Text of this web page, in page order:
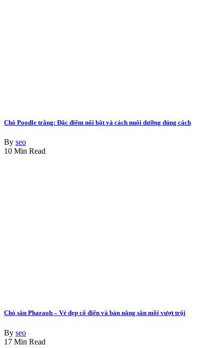
Chó Poodle trắng: Đặc điểm nổi bật và cách nuôi dưỡng đúng cách
By seo
10 Min Read
Chó săn Pharaoh – Vẻ đẹp cổ điển và bản năng săn mồi vượt trội
By seo
17 Min Read